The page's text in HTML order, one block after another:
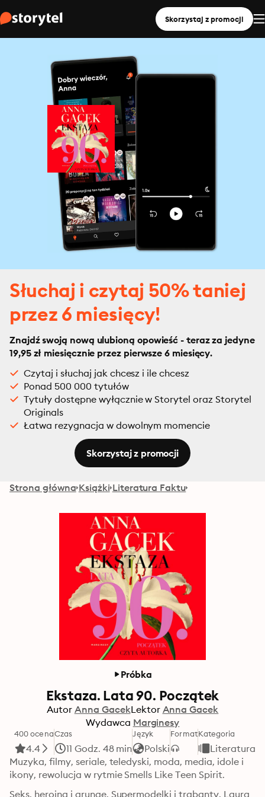
Skorzystaj z promocji
Słuchaj i czytaj 50% taniej
przez 6 miesięcy!
Znajdź swoją nową ulubioną opowieść - teraz za jedyne
19,95 zł miesięcznie przez pierwsze 6 miesięcy.
Czytaj i słuchaj jak chcesz i ile chcesz
Ponad 500 000 tytułów
Tytuły dostępne wyłącznie w Storytel oraz Storytel
Originals
Łatwa rezygnacja w dowolnym momencie
Skorzystaj z promocji
Strona główna Książki Literatura Faktu
Próbka
Ekstaza. Lata 90. Początek
Autor Anna GacekLektor Anna Gacek
Wydawca Marginesy
400 ocena
4.4
Czas
11 Godz. 48 min
Język
Polski
FormatKategoria
Literatura
Muzyka, filmy, seriale, teledyski, moda, media, idole i
ikony, rewolucja w rytmie Smells Like Teen Spirit.
Seks, heroina i grunge. Supermodelki i trabanty. Laura